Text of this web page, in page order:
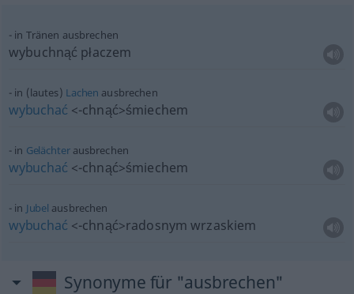
in Tränen ausbrechen
wybuchnąć płaczem
in (lautes) Lachen ausbrechen
wybuchać <-chnąć>śmiechem
in Gelächterausbrechen
wybuchać <-chnąć>śmiechem
in Jubel ausbrechen
wybuchać <-chnąć>radosnym wrzaskiem
Synonyme für "ausbrechen"